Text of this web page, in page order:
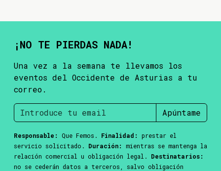
¡NO TE PIERDAS NADA!
Una vez a la semana te llevamos los
eventos del Occidente de Asturias a tu
correo.
Apúntame
Responsable: Que Femos. Finalidad:
prestar el
servicio solicitado. Duración:
mientras se mantenga la
relación comercial u obligación legal. Destinatarios:
no se cederán datos a terceros, salvo obligación